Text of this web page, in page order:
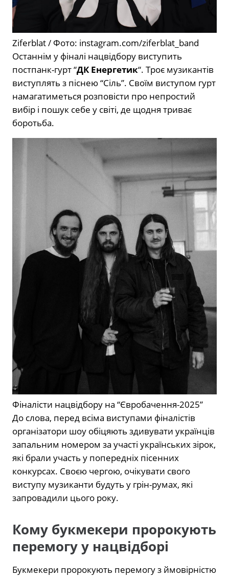
Ziferblat / Фото: instagram.com/ziferblat_band
Останнім у фіналі нацвідбору виступить
постпанк-гурт “ДК Енергетик“. Троє музикантів
виступлять з піснею “Сіль”. Своїм виступом гурт
намагатиметься розповісти про непростий
вибір і пошук себе у світі, де щодня триває
боротьба.
Фіналісти нацвідбору на “Євробачення-2025”
До слова, перед всіма виступами фіналістів
організатори шоу обіцяють здивувати українців
запальним номером за участі українських зірок,
які брали участь у попередніх пісенних
конкурсах. Своєю чергою, очікувати свого
виступу музиканти будуть у грін-румах, які
запровадили цього року.
Кому букмекери пророкують
перемогу у нацвідборі
Букмекери пророкують перемогу з ймовірністю